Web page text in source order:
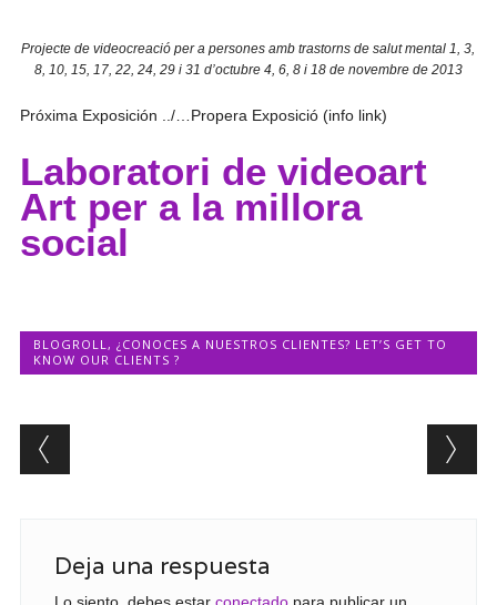
Projecte de videocreació per a persones amb trastorns de salut mental 1, 3,
8, 10, 15, 17, 22, 24, 29 i 31 d’octubre 4, 6, 8 i 18 de novembre de 2013
Próxima Exposición ../…Propera Exposició (info link)
Laboratori de videoart
Art per a la millora
social
BLOGROLL , ¿CONOCES A NUESTROS CLIENTES? LET’S GET TO
KNOW OUR CLIENTS ?
Post navigation
Deja una respuesta
Lo siento, debes estar conectadopara publicar un